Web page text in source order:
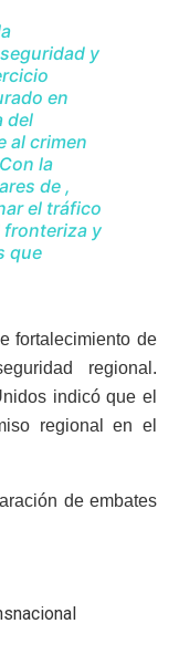
y
en
del
al crimen
la
de ,
el tráfico
fronteriza y
que
fortalecimiento de
regional.
indicó que el
regional en el
de embates